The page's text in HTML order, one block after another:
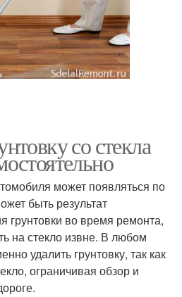
со стекла
может появляться по
быть результат
грунтовки во время ремонта,
на стекло извне. В любом
удалить грунтовку, так как
ограничивая обзор и